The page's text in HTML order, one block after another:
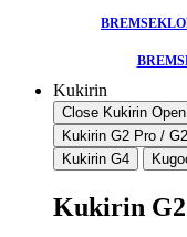
Kukirin
Close Kukirin
Kukirin G2 Pro /
Kukirin G4
Kukirin